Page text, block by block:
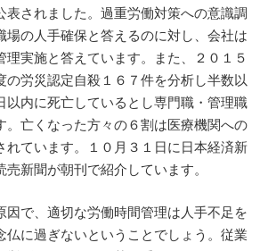
表されました。過重労働対策への意識調
場の人手確保と答えるのに対し、会社は
理実施と答えています。また、２０１５
の労災認定自殺１６７件を分析し半数以
以内に死亡しているとし専門職・管理職
。亡くなった方々の６割は医療機関への
れています。１０月３１日に日本経済新
新聞が朝刊で紹介しています。
因で、適切な労働時間管理は人手不足を
仏に過ぎないということでしょう。従業